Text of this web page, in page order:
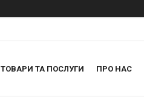
ТОВАРИ ТА ПОСЛУГИ ПРО НАС